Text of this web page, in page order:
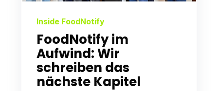
Inside FoodNotify
FoodNotify im
Aufwind: Wir
schreiben das
nächste Kapitel